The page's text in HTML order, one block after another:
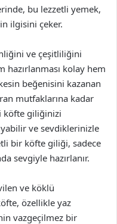
bu lezzetli yemek,
ilgisini çeker.
ve çeşitliliğini
hazırlanması kolay hem
beğenisini kazanan
mutfaklarına kadar
köfte giliğinizi
ve sevdiklerinizle
bir köfte giliği, sadece
sevgiyle hazırlanır.
ve köklü
özellikle yaz
vazgeçilmez bir